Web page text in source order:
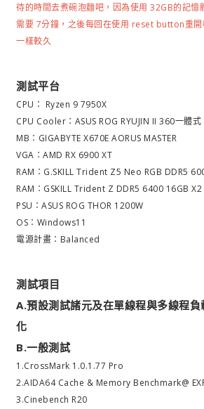
待的時間去煮碗泡麵吧，因為使用 32GB的記憶
需要 7分鐘， 之後每回在使用 reset button重開
一樣較久
測試平台
CPU： Ryzen 9 7950X
CPU Cooler：ASUS ROG RYUJIN II 360一體
MB：GIGABYTE X670E AORUS MASTER
VGA：AMD RX 6900 XT
RAM：G.SKILL Trident Z5 Neo RGB DDR5
RAM：GSKILL Trident Z DDR5 6400 16GB X2
PSU：ASUS ROG THOR 1200W
OS：Windows11
電源計畫：Balanced
測試項目
A.預設測試諸元及在單線程與多線程
化
B.一般測試
1.CrossMark 1.0.1.77 Pro
2.AIDA64 Cache & Memory Benchmark@
3.Cinebench R20